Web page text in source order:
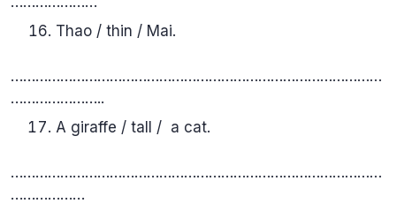
Thao / thin / Mai.
………………………………………………………………………………
…………………..
A giraffe / tall / a cat.
………………………………………………………………………………
………………